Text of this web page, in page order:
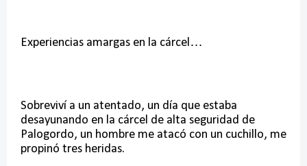
Experiencias amargas en la cárcel…
Sobreviví a un atentado, un día que estaba
desayunando en la cárcel de alta seguridad de
Palogordo, un hombre me atacó con un cuchillo, me
propinó tres heridas.